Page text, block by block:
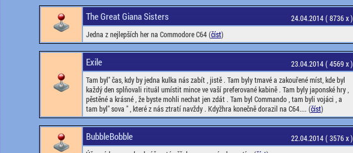
The Great Giana Sisters
24.04.2014 ( 8736 x )
Jedna z nejlepších her na Commodore C64 (číst)
Exile
23.04.2014 ( 4569 x )
Tam byl" čas, kdy by jedna kulka nás zabít , jistě . Tam byly tmavé a zakouřené míst, kde byl
každý den splňovali rituál umístit mince ve vaší preferované kabině . Tam byly japonské hry ,
pěstěné a krásné , že byste mohli nechat jen zdát . Tam byl Commando , tam byli vojáci , a
tam byl" sova " , které z nás ztratí navždy . Kdyžhra konečně dorazil na C64.... (číst)
BubbleBobble
22.04.2014 ( 3576 x )